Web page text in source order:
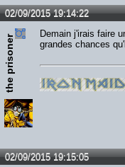
02/09/2015 19:14:22
the prisoner
Demain j'irais faire
grandes chances
02/09/2015 19:15:05